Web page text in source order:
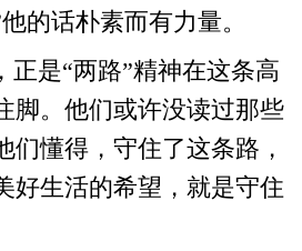
的话朴素而有力量。
是“两路”精神在这条高
脚。他们或许没读过那些
们懂得，守住了这条路，
好生活的希望，就是守住